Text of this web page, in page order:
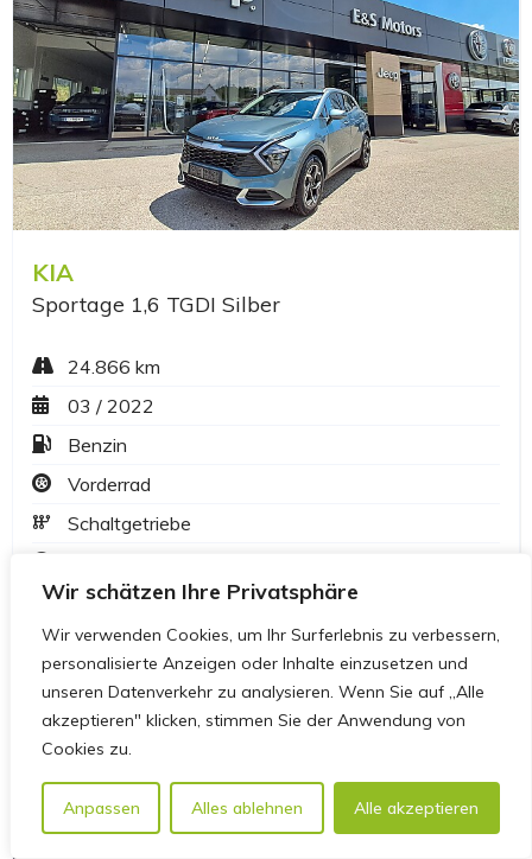
Wir schätzen Ihre Privatsphäre
Wir verwenden Cookies, um Ihr Surferlebnis zu verbessern,
personalisierte Anzeigen oder Inhalte einzusetzen und
unseren Datenverkehr zu analysieren. Wenn Sie auf „Alle
akzeptieren" klicken, stimmen Sie der Anwendung von
Cookies zu.
Anpassen Alles ablehnen Alle akzeptieren